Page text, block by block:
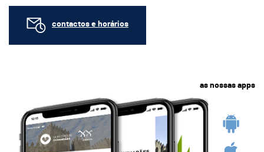
contactos e horários
as nossas apps